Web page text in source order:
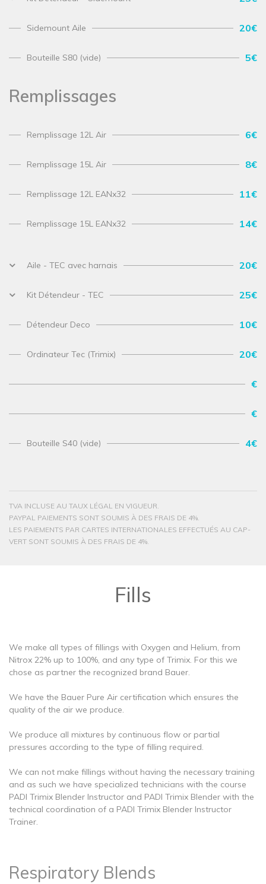
Sidemount Aile 20€
Bouteille S80 (vide) 5€
Remplissages
Remplissage 12L Air 6€
Remplissage 15L Air 8€
Remplissage 12L EANx32 11€
Remplissage 15L EANx32 14€
Aile - TEC avec harnais 20€
Kit Détendeur - TEC 25€
Détendeur Deco 10€
Ordinateur Tec (Trimix) 20€
€
€
Bouteille S40 (vide) 4€
TVA INCLUSE AU TAUX LÉGAL EN VIGUEUR.
PAYPAL PAIEMENTS SONT SOUMIS À DES FRAIS DE 4%.
LES PAIEMENTS PAR CARTES INTERNATIONALES EFFECTUÉS AU CAP-
VERT SONT SOUMIS À DES FRAIS DE 4%.
Fills
We make all types of fillings with Oxygen and Helium, from
Nitrox 22% up to 100%, and any type of Trimix. For this we
chose as partner the recognized brand Bauer.
We have the Bauer Pure Air certification which ensures the
quality of the air we produce.
We produce all mixtures by continuous flow or partial
pressures according to the type of filling required.
We can not make fillings without having the necessary training
and as such we have specialized technicians with the course
PADI Trimix Blender Instructor and PADI Trimix Blender with the
technical coordination of a PADI Trimix Blender Instructor
Trainer.
Respiratory Blends